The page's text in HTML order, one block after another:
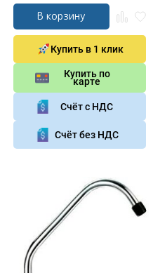
В корзину
Купить в 1 клик
Купить по
карте
Счёт с НДС
Счёт без НДС